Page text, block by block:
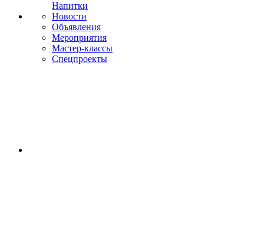
Напитки
Новости
Объявления
Мероприятия
Мастер-классы
Спецпроекты